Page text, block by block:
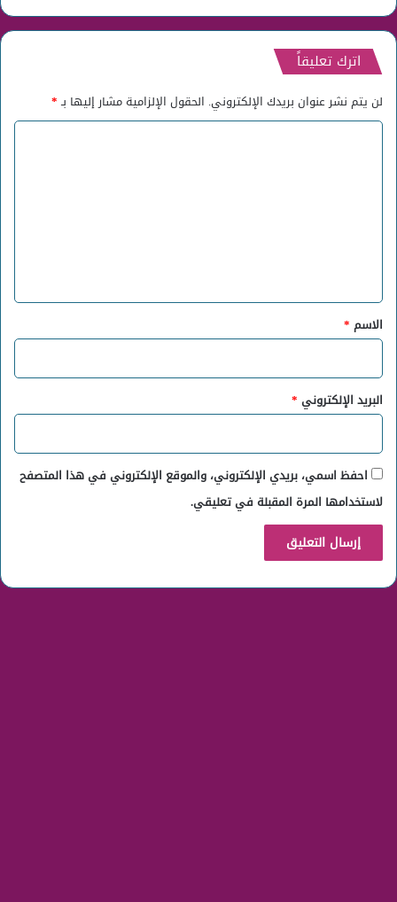
اترك تعليقاً
لن يتم نشر عنوان بريدك الإلكتروني. الحقول الإلزامية مشار إليها بـ*
*
الاسم *
البريد الإلكتروني *
احفظ اسمي، بريدي الإلكتروني، والموقع الإلكتروني في هذا المتصفح
لاستخدامها المرة المقبلة في تعليقي.